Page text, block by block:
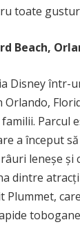
toate
Beach,
Disney într-
Orlando,
Parcul
a început
leneșe și
dintre
Plummet,